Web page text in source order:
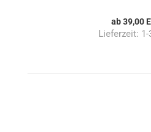
ab 39,00
Lieferzeit: